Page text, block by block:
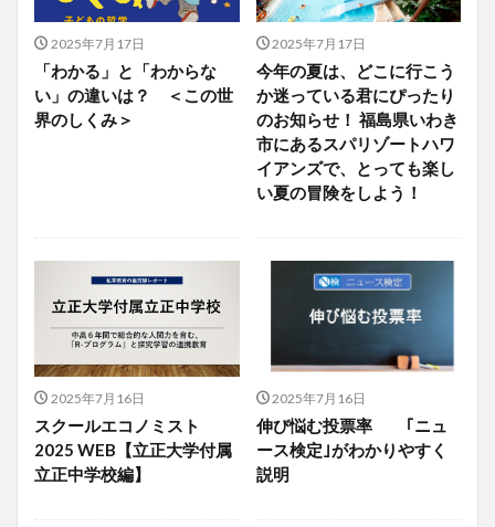
2025年7月17日
「わかる」と「わからな
い」の違いは？ ＜この世
界のしくみ＞
2025年7月17日
今年の夏は、どこに行こう
か迷っている君にぴったり
のお知らせ！ 福島県いわき
市にあるスパリゾートハワ
イアンズで、とっても楽し
い夏の冒険をしよう！
2025年7月16日
スクールエコノミスト
2025 WEB【立正大学付属
立正中学校編】
2025年7月16日
伸び悩む投票率 ｢ニュ
ース検定｣がわかりやすく
説明